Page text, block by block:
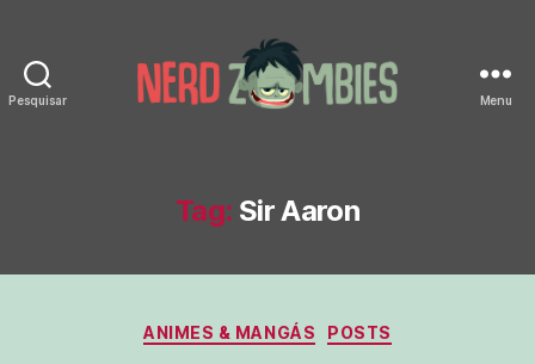
Pesquisar Menu
Tag: Sir Aaron
Categorias
ANIMES & MANGÁS POSTS